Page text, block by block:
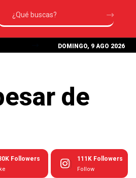
DOMINGO, 9 AGO 2026
de
Followers 111K Followers
Follow